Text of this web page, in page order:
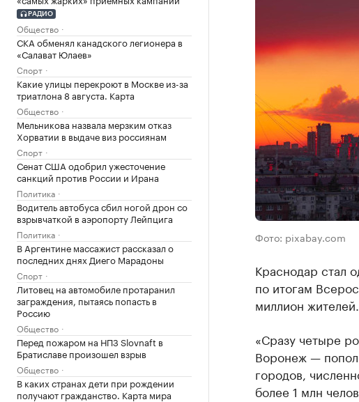
РАДИО
Общество
СКА обменял канадского легионера в
«Салават Юлаев»
Спорт
Какие улицы перекроют в Москве из-за
триатлона 8 августа. Карта
Общество
Мельникова назвала мерзким отказ
Хорватии в выдаче виз россиянам
Спорт
Сенат США одобрил ужесточение
санкций против России и Ирана
Политика
Водитель автобуса сбил ногой дрон со
взрывчаткой в аэропорту Лейпцига
Политика
В Аргентине массажист рассказал о
последних днях Диего Марадоны
Спорт
Литовец на автомобиле протаранил
заграждения, пытаясь попасть в
Россию
Общество
Перед пожаром на НПЗ Slovnaft в
Братиславе произошел взрыв
Общество
В каких странах дети при рождении
получают гражданство. Карта мира
Фото: pixabay.com
Краснодар стал
по итогам
миллион
«Сразу четыре
Воронеж —
городов,
более 1 млн